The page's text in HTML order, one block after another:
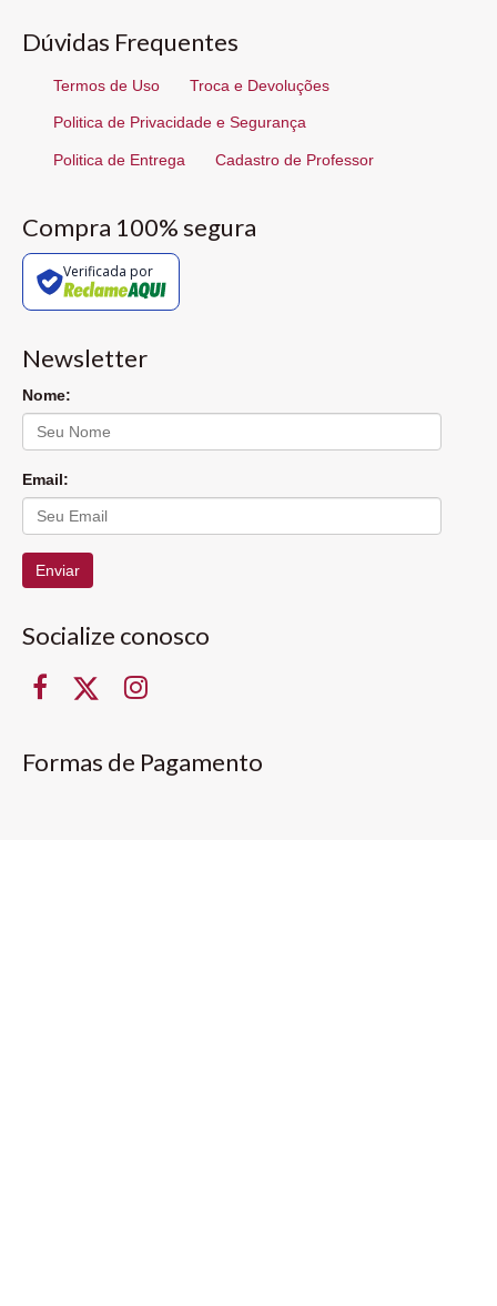
Dúvidas Frequentes
Termos de Uso Troca e Devoluções
Politica de Privacidade e Segurança
Politica de Entrega Cadastro de Professor
Compra 100% segura
Verificada por
Newsletter
Nome:
Email:
Enviar
Socialize conosco
Formas de Pagamento